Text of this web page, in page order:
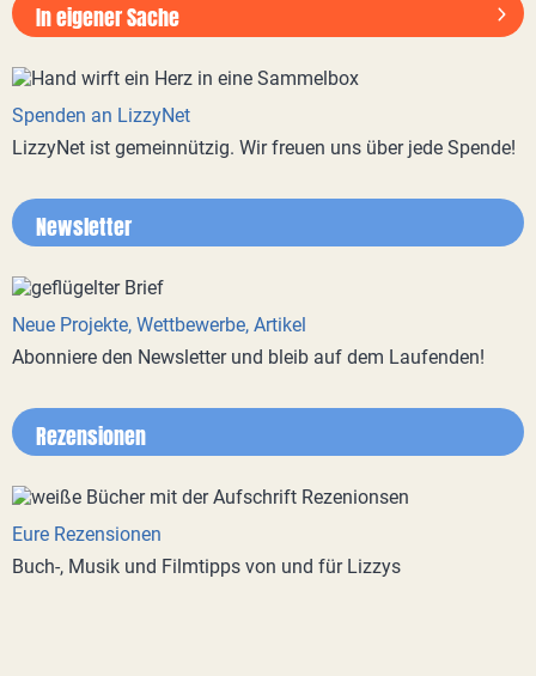
In eigener Sache
Spenden an LizzyNet
LizzyNet ist gemeinnützig. Wir freuen uns über jede Spende!
Newsletter
Neue Projekte, Wettbewerbe, Artikel
Abonniere den Newsletter und bleib auf dem Laufenden!
Rezensionen
Eure Rezensionen
Buch-, Musik und Filmtipps von und für Lizzys